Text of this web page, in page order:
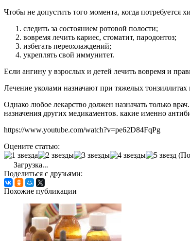
Чтобы не допустить того момента, когда
следить за состоянием ротовой полости;
вовремя лечить кариес, стоматит, пародонтоз;
избегать переохлаждений;
укреплять свой иммунитет.
Если ангину у взрослых и детей лечить вовремя и
Лечение уколами назначают при тяжелых тонзиллитах
Однако любое лекарство должен назначать только
назначения других медикаментов. какие именно
https://www.youtube.com/watch?v=pe62D84FqPg
Оцените статью:
Загрузка...
Поделиться с друзьями:
Похожие публикации